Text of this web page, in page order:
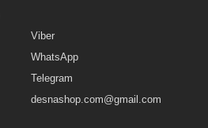
Viber
WhatsApp
Telegram
desnashop.com@gmail.com